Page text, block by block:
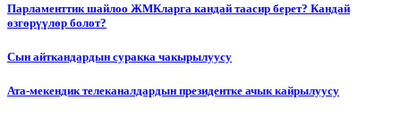
Парламенттик шайлоо ЖМКларга кандай таасир берет? Кандай
өзгөрүүлөр болот?
Сын айткандардын суракка чакырылуусу
Ата-мекендик телеканалдардын президентке ачык кайрылуусу